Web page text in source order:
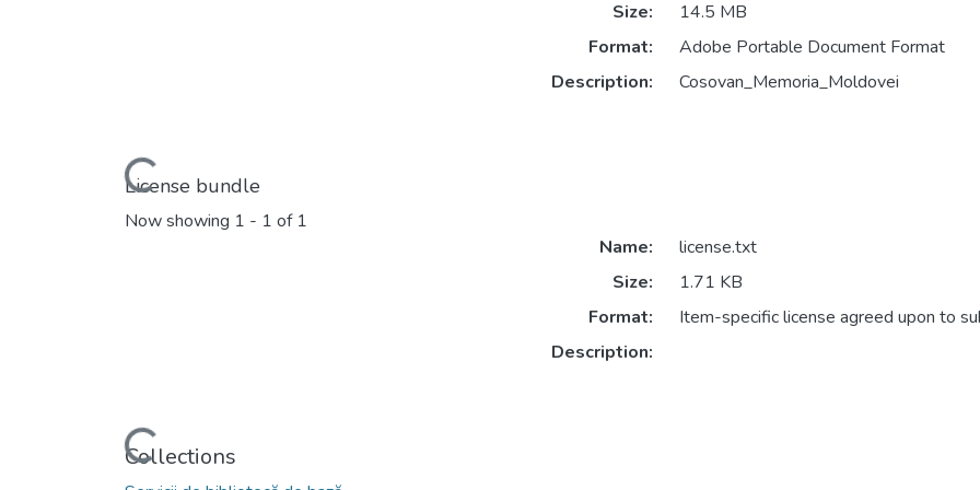
Loading...
Size:
14.5 MB
Format:
Adobe Portable Document Format
Description:
Cosovan_Memoria_Moldovei
License bundle
Now showing 1 - 1 of 1
Loading...
Name:
license.txt
Size:
1.71 KB
Format:
Item-specific license agreed upon to
Description:
Collections